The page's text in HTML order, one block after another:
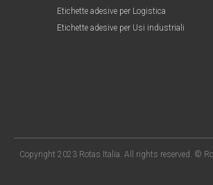
Etichette adesive per Logistica
Etichette adesive per Usi industriali
Copyright 2023 Rotas Italia. All rights reserved. ©